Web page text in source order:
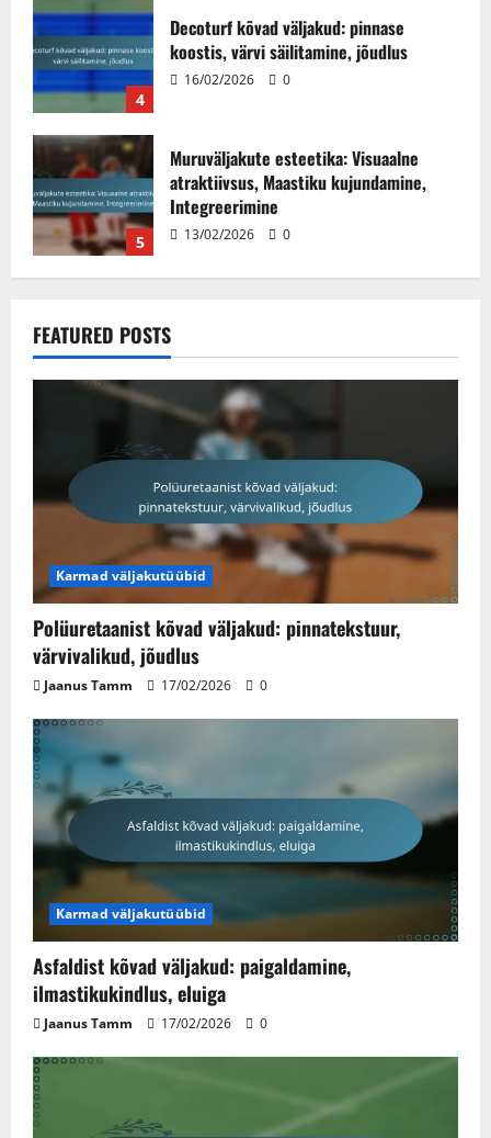
5
Muruväljakute esteetika: Visuaalne
atraktiivsus, Maastiku kujundamine,
Integreerimine
1
Polüuretaanist kõvad väljakud:
pinnatekstuur, värvivalikud, jõudlus
17/02/2026
2
ilmastikukindlus, eluiga
3
Muruväljakute mängitavus:
põrkumisomadused, kiirus, mängija
kogemus
17/02/2026 0
4
Decoturf kõvad väljakud: pinnase
koostis, värvi säilitamine, jõudlus
16/02/2026
13/02/2026 0
FEATURED POSTS
Karmad väljakutüübid
Polüuretaanist kõvad väljakud: pinnatekstuur,
värvivalikud, jõudlus
Jaanus Tamm 17/02/2026 0
Karmad väljakutüübid
Asfaldist kõvad väljakud: paigaldamine,
ilmastikukindlus, eluiga
Jaanus Tamm 17/02/2026 0